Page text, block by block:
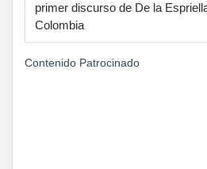
primer discurso de De la
Colombia
Contenido Patrocinado